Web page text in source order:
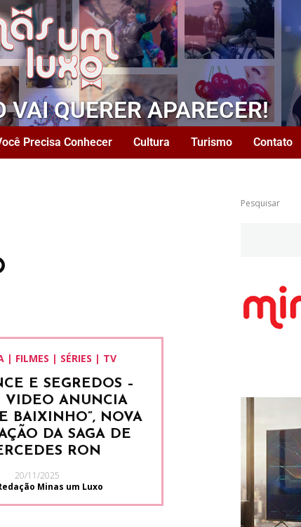
QUERER APARECER!
Precisa Conhecer Cultura Turismo Contato
| FILMES | SÉRIES | TV
E SEGREDOS –
VIDEO ANUNCIA
BAIXINHO”, NOVA
DA SAGA DE
RON
20/11/2025
Minas um Luxo
Pesquisar